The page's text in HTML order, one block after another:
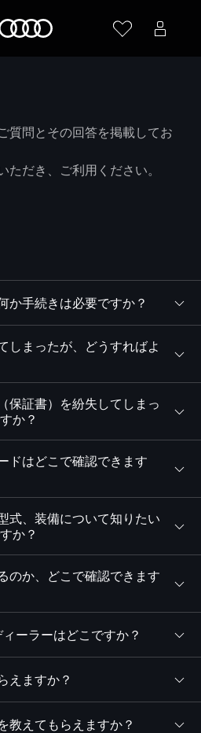
質問とその回答を掲載してお
だき、ご利用ください。
か手続きは必要ですか？
しまったが、どうすればよ
保証書）を紛失してしまっ
か？
ドはどこで確認できます
式、装備について知りたい
か？
のか、どこで確認できます
ーラーはどこですか？
えますか？
教えてもらえますか？